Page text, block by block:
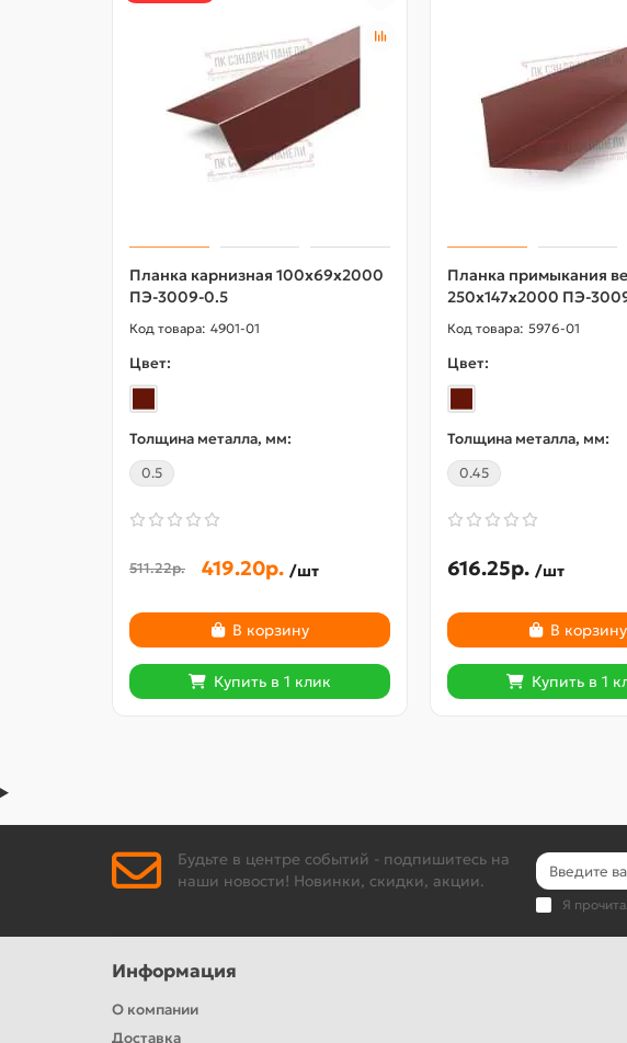
Планка карнизная 100х69х2000
ПЭ-3009-0.5
4901-01
Цвет:
Толщина металла, мм:
0.5
511.22р. 419.20р. /шт
В корзину
Купить в 1 клик
Планка примыкания
250х147х2000 ПЭ-
5976-01
Цвет:
Толщина металла, мм:
0.45
616.25р. /шт
В корзину
Купить в 1
Будьте в центре событий - подпишитесь на
наши новости! Новинки, скидки, акции.
Я
Информация
О компании
Доставка